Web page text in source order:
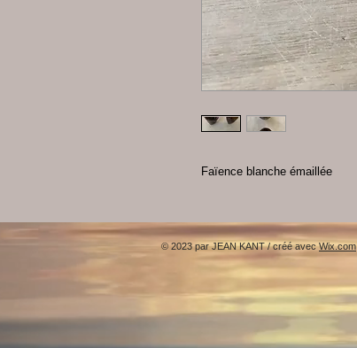
Faïence blanche émaillée
© 2023 par JEAN KANT / créé avecWix.com